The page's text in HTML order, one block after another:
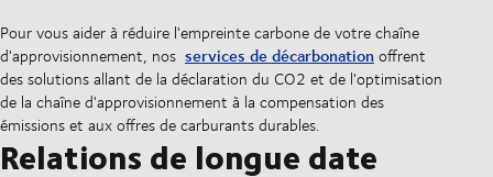
Pour vous aider à réduire l'empreinte carbone de votre chaîne
d'approvisionnement, nos services de décarbonationoffrent
des solutions allant de la déclaration du CO2 et de l'optimisation
de la chaîne d'approvisionnement à la compensation des
émissions et aux offres de carburants durables.
Relations de longue date